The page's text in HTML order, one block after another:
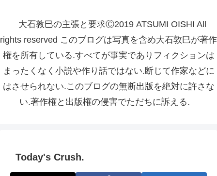
大石敦巳の主張と要求Ⓒ2019 ATSUMI OISHI All
rights reserved このブログは写真を含め大石敦巳が著作
権を所有している.すべてが事実でありフィクションは
まったくなく小説や作り話ではない.断じて作家などに
はさせられない.このブログの無断出版を絶対に許さな
い.著作権と出版権の侵害でただちに訴える.
Today's Crush.